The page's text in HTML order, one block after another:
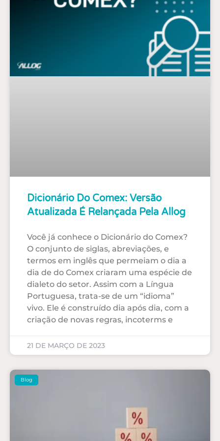
Dicionário Do Comex: Versão
Atualizada É Relançada Pela Allog
Você já conhece o Dicionário do Comex?
O conjunto de siglas, abreviações, e
termos em inglês que permeiam o dia a
dia de do Comex criaram uma espécie de
dialeto do setor. Assim com a Língua
Portuguesa, trata-se de um “idioma”
vivo. Ele é construído dia após dia, com a
criação de novas regras, incoterms e
21 DE MARÇO DE 2023
Blog